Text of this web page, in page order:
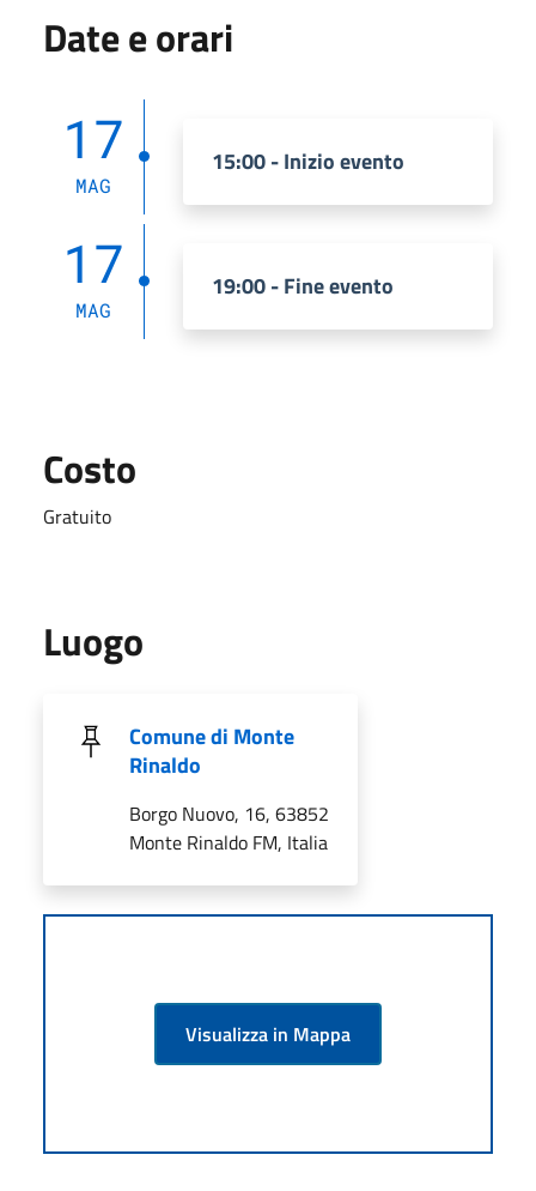
Date e orari
17
MAG
15:00 - Inizio evento
17
MAG
19:00 - Fine evento
Costo
Gratuito
Luogo
Comune di Monte
Rinaldo
Borgo Nuovo, 16, 63852
Monte Rinaldo FM, Italia
Visualizza in Mappa